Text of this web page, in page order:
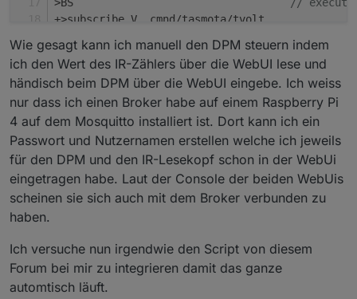
>BS
//
+>subscribe V, cmnd/tasmota/tvolt
+>subscribe SW, cmnd/tasmota/tpow
>B // executed on BOOT time
smlj= 0
// smlj = read or write
->sensor53 r // Declare >B (boot)
>R
// Executed on restart. p vars
// smlj = read or write variable,
>S // Executed every second
smlj= 1
// smlj = read or write variable, when
endif
Wie gesagt kann ich manuell den DPM steuern indem
ich den Wert des IR-Zählers über die WebUI lese und
händisch beim DPM über die WebUI eingebe. Ich weiss
nur dass ich einen Broker habe auf einem Raspberry Pi
4 auf dem Mosquitto installiert ist. Dort kann ich ein
Passwort und Nutzernamen erstellen welche ich jeweils
für den DPM und den IR-Lesekopf schon in der WebUi
eingetragen habe. Laut der Console der beiden WebUis
scheinen sie sich auch mit dem Broker verbunden zu
haben.
Ich versuche nun irgendwie den Script von diesem
Forum bei mir zu integrieren damit das ganze
automtisch läuft.